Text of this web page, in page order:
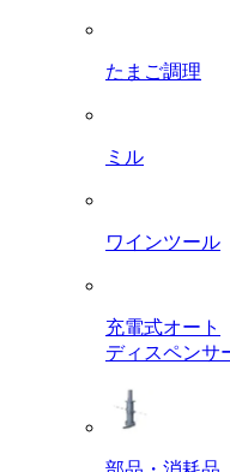
たまご調理
ミル
ワインツール
充電式オート
ディスペンサ